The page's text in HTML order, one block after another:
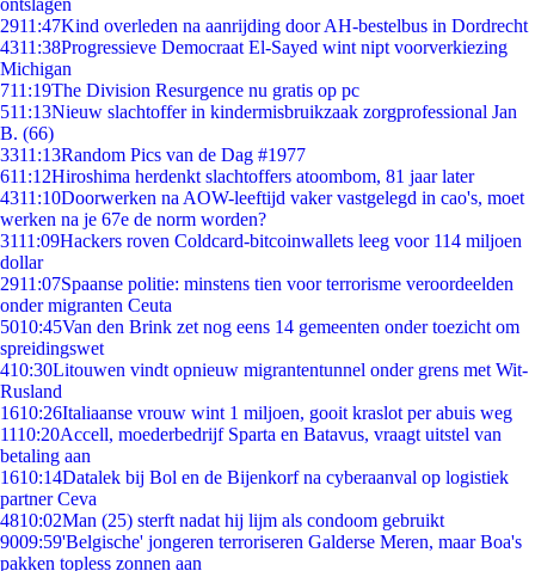
ontslagen
2911:47Kind overleden na aanrijding door AH-bestelbus in Dordrecht
4311:38Progressieve Democraat El-Sayed wint nipt voorverkiezing
Michigan
711:19The Division Resurgence nu gratis op pc
511:13Nieuw slachtoffer in kindermisbruikzaak zorgprofessional Jan
B. (66)
3311:13Random Pics van de Dag #1977
611:12Hiroshima herdenkt slachtoffers atoombom, 81 jaar later
4311:10Doorwerken na AOW-leeftijd vaker vastgelegd in cao's, moet
werken na je 67e de norm worden?
3111:09Hackers roven Coldcard-bitcoinwallets leeg voor 114 miljoen
dollar
2911:07Spaanse politie: minstens tien voor terrorisme veroordeelden
onder migranten Ceuta
5010:45Van den Brink zet nog eens 14 gemeenten onder toezicht om
spreidingswet
410:30Litouwen vindt opnieuw migrantentunnel onder grens met Wit-
Rusland
1610:26Italiaanse vrouw wint 1 miljoen, gooit kraslot per abuis weg
1110:20Accell, moederbedrijf Sparta en Batavus, vraagt uitstel van
betaling aan
1610:14Datalek bij Bol en de Bijenkorf na cyberaanval op logistiek
partner Ceva
4810:02Man (25) sterft nadat hij lijm als condoom gebruikt
9009:59'Belgische' jongeren terroriseren Galderse Meren, maar Boa's
pakken topless zonnen aan